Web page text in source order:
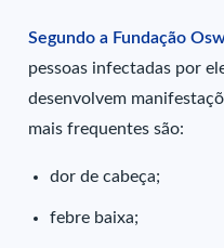
Segundo a Fundação
pessoas infectadas por
desenvolvem
mais frequentes são:
dor de cabeça;
febre baixa;